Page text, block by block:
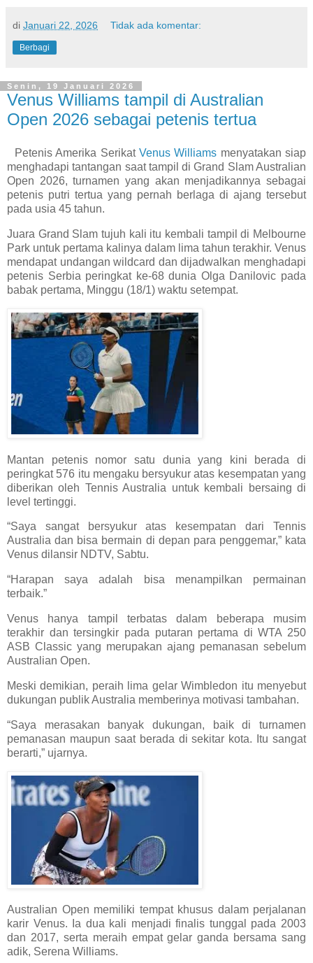
di Januari 22, 2026 Tidak ada komentar:
Berbagi
Senin, 19 Januari 2026
Venus Williams tampil di Australian
Open 2026 sebagai petenis tertua
Petenis Amerika Serikat Venus Williams menyatakan siap
menghadapi tantangan saat tampil di Grand Slam Australian
Open 2026, turnamen yang akan menjadikannya sebagai
petenis putri tertua yang pernah berlaga di ajang tersebut
pada usia 45 tahun.
Juara Grand Slam tujuh kali itu kembali tampil di Melbourne
Park untuk pertama kalinya dalam lima tahun terakhir. Venus
mendapat undangan wildcard dan dijadwalkan menghadapi
petenis Serbia peringkat ke-68 dunia Olga Danilovic pada
babak pertama, Minggu (18/1) waktu setempat.
Mantan petenis nomor satu dunia yang kini berada di
peringkat 576 itu mengaku bersyukur atas kesempatan yang
diberikan oleh Tennis Australia untuk kembali bersaing di
level tertinggi.
“Saya sangat bersyukur atas kesempatan dari Tennis
Australia dan bisa bermain di depan para penggemar,” kata
Venus dilansir NDTV, Sabtu.
“Harapan saya adalah bisa menampilkan permainan
terbaik.”
Venus hanya tampil terbatas dalam beberapa musim
terakhir dan tersingkir pada putaran pertama di WTA 250
ASB Classic yang merupakan ajang pemanasan sebelum
Australian Open.
Meski demikian, peraih lima gelar Wimbledon itu menyebut
dukungan publik Australia memberinya motivasi tambahan.
“Saya merasakan banyak dukungan, baik di turnamen
pemanasan maupun saat berada di sekitar kota. Itu sangat
berarti,” ujarnya.
Australian Open memiliki tempat khusus dalam perjalanan
karir Venus. Ia dua kali menjadi finalis tunggal pada 2003
dan 2017, serta meraih empat gelar ganda bersama sang
adik, Serena Williams.